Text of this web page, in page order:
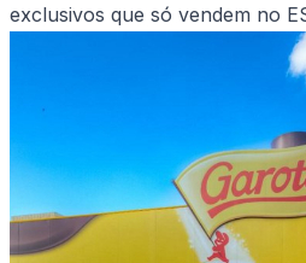
exclusivos que só vendem no